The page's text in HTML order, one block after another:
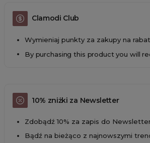
Clamodi Club
Wymieniaj punkty za zakupy na
By purchasing this product you will
10% zniżki za Newsletter
Zdobądź 10% za zapis do
Bądź na bieżąco z najnowszymi